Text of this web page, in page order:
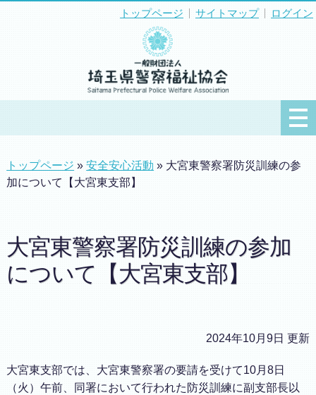
トップページ サイトマップ ログイン
トップページ »安全安心活動 » 大宮東警察署防災訓練の参
加について【大宮東支部】
大宮東警察署防災訓練の参加
について【大宮東支部】
2024年10月9日 更新
大宮東支部では、大宮東警察署の要請を受けて10月8日
（火）午前、同署において行われた防災訓練に副支部長以